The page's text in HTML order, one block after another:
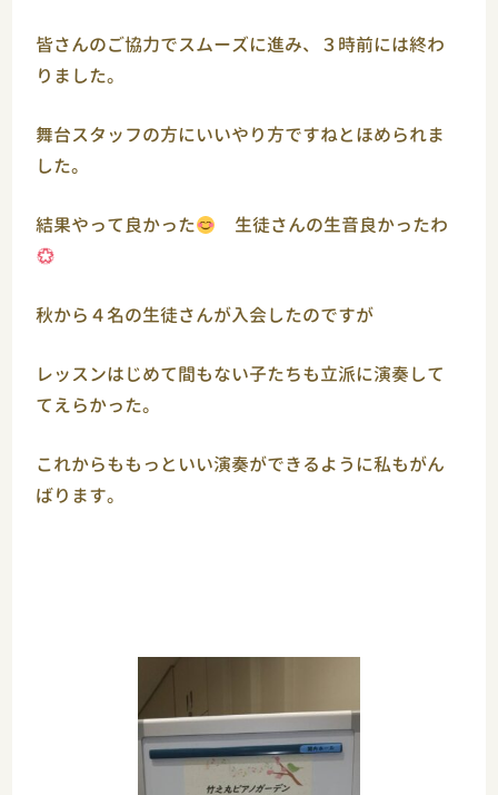
皆さんのご協力でスムーズに進み、３時前には終わ
りました。
舞台スタッフの方にいいやり方ですねとほめられま
した。
結果やって良かった 生徒さんの生音良かったわ
秋から４名の生徒さんが入会したのですが
レッスンはじめて間もない子たちも立派に演奏して
てえらかった。
これからももっといい演奏ができるように私もがん
ばります。